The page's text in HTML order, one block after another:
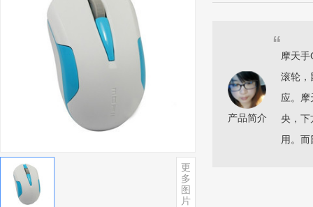
更
多
图
片
产品简介
“
摩天
滚轮，
应。
央，下
用。